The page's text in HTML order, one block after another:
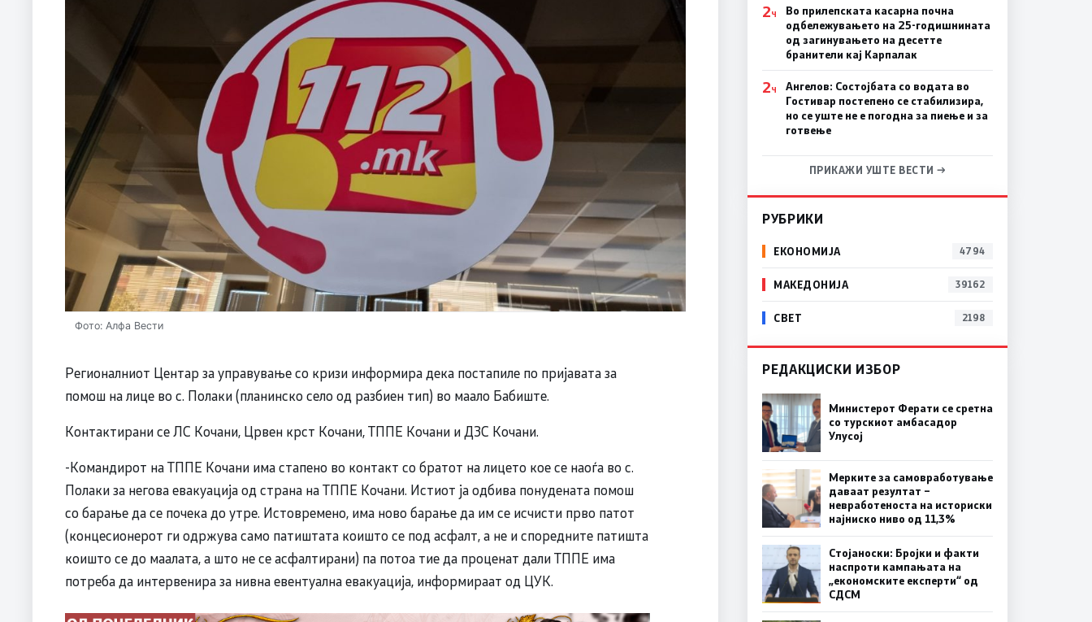
Фото: Алфа Вести
Регионалниот Центар за управување со кризи информира дека постапиле по пријавата за
помош на лице во с. Полаки (планинско село од разбиен тип) во маало Бабиште.
Контактирани се ЛС Кочани, Црвен крст Кочани, ТППЕ Кочани и ДЗС Кочани.
-Командирот на ТППЕ Кочани има стапено во контакт со братот на лицето кое се наоѓа во с.
Полаки за негова евакуација од страна на ТППЕ Кочани. Истиот ја одбива понудената помош
со барање да се почека до утре. Истовремено, има ново барање да им се исчисти прво патот
(концесионерот ги одржува само патиштата коишто се под асфалт, а не и споредните патишта
коишто се до маалата, а што не се асфалтирани) па потоа тие да проценат дали ТППЕ има
потреба да интервенира за нивна евентуална евакуација, информираат од ЦУК.
2Ч
Во прилепската касарна почна
одбележувањето на 25-годишнината
од загинувањето на десетте
бранители кај Карпалак
2Ч
Ангелов: Состојбата со водата во
Гостивар постепено се стабилизира,
но се уште не е погодна за пиење и за
готвење
ПРИКАЖИ УШТЕ ВЕСТИ →
РУБРИКИ
ЕКОНОМИЈА 4794
МАКЕДОНИЈА 39162
СВЕТ 2198
РЕДАКЦИСКИ ИЗБОР
Министерот Ферати се сретна
со турскиот амбасадор
Улусој
Мерките за самовработување
даваат резултат –
невработеноста на историски
најниско ниво од 11,3%
Стојаноски: Бројки и факти
наспроти кампањата на
„економските експерти“ од
СДСM